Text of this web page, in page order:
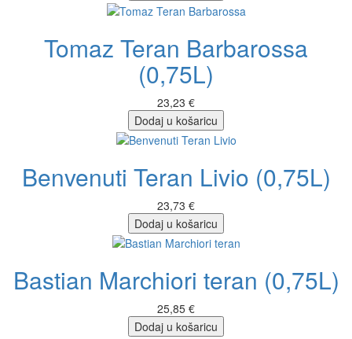
Tomaz Teran Barbarossa
(0,75L)
23,23 €
Dodaj u košaricu
Benvenuti Teran Livio (0,75L)
23,73 €
Dodaj u košaricu
Bastian Marchiori teran (0,75L)
25,85 €
Dodaj u košaricu